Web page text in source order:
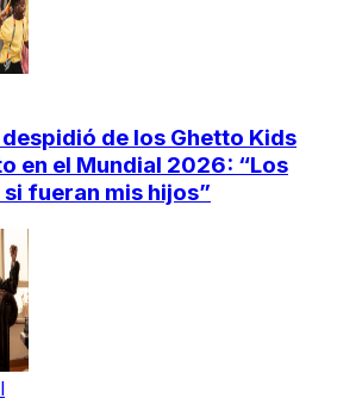
de los Ghetto Kids
en el Mundial 2026: “Los
fueran mis hijos”